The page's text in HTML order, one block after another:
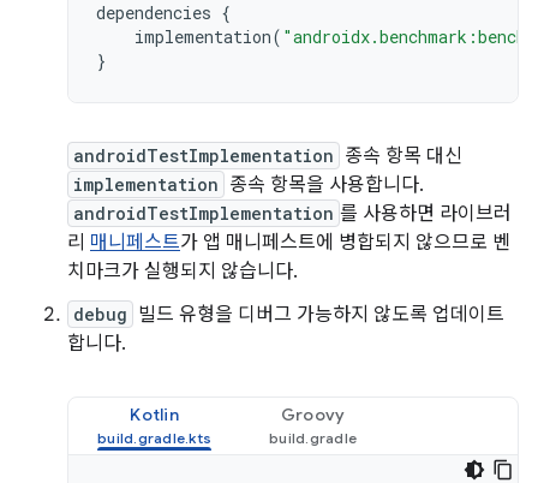
dependencies {
implementation(
}
androidTestImplementation 종속 항목 대신
implementation 종속 항목을 사용합니다.
androidTestImplementation 를 사용하면 라이브러
리 매니페스트가 앱 매니페스트에 병합되지 않으므로 벤
치마크가 실행되지 않습니다.
debug 빌드 유형을 디버그 가능하지 않도록 업데이트
합니다.
Kotlin Groovy